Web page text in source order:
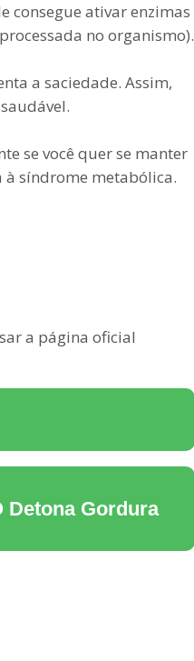
consegue ativar enzimas
no organismo).
a saciedade. Assim,
se você quer se manter
à síndrome metabólica.
a página oficial
Detona Gordura